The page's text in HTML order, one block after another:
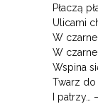
Płaczą
Ulicami
W
W
Wspina
Twarz do
I patrzy… –